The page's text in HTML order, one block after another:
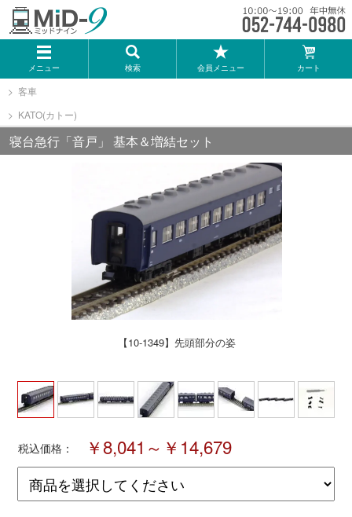
メニュー 検索 会員メニュー カート
メーカー一覧
TOMIX
KATO
トミーテック
マイクロエース
Bトレインショーティー
タカラトミー（プラレール）
ポポンデッタ
さんけい
客車
KATO(カトー)
寝台急行「音戸」 基本＆増結セット
【10-1349】先頭部分の姿
税込価格： ￥8,041～￥14,679